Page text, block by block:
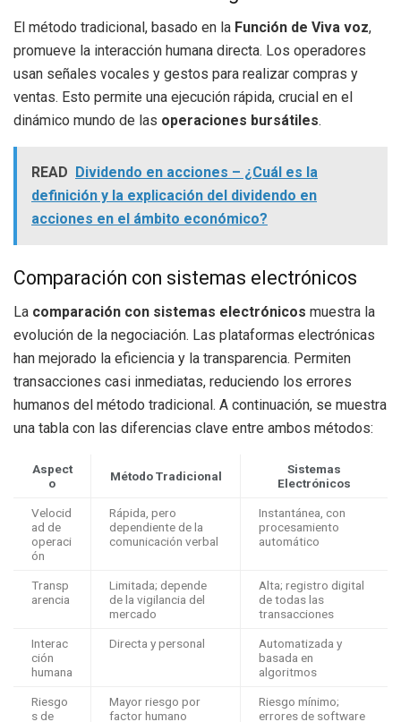
El método tradicional, basado en la Función de Viva voz,
promueve la interacción humana directa. Los operadores
usan señales vocales y gestos para realizar compras y
ventas. Esto permite una ejecución rápida, crucial en el
dinámico mundo de las operaciones bursátiles.
READ Dividendo en acciones – ¿Cuál es la
definición y la explicación del dividendo en
acciones en el ámbito económico?
Comparación con sistemas electrónicos
La comparación con sistemas electrónicos muestra la
evolución de la negociación. Las plataformas electrónicas
han mejorado la eficiencia y la transparencia. Permiten
transacciones casi inmediatas, reduciendo los errores
humanos del método tradicional. A continuación, se muestra
una tabla con las diferencias clave entre ambos métodos:
Aspect
o
Método Tradicional
Sistemas
Electrónicos
Velocid
ad de
operaci
ón
Rápida, pero
dependiente de la
comunicación verbal
Instantánea, con
procesamiento
automático
Transp
arencia
Limitada; depende
de la vigilancia del
mercado
Alta; registro digital
de todas las
transacciones
Interac
ción
humana
Directa y personal
Automatizada y
basada en
algoritmos
Riesgo
s de
Mayor riesgo por
factor humano
Riesgo mínimo;
errores de software